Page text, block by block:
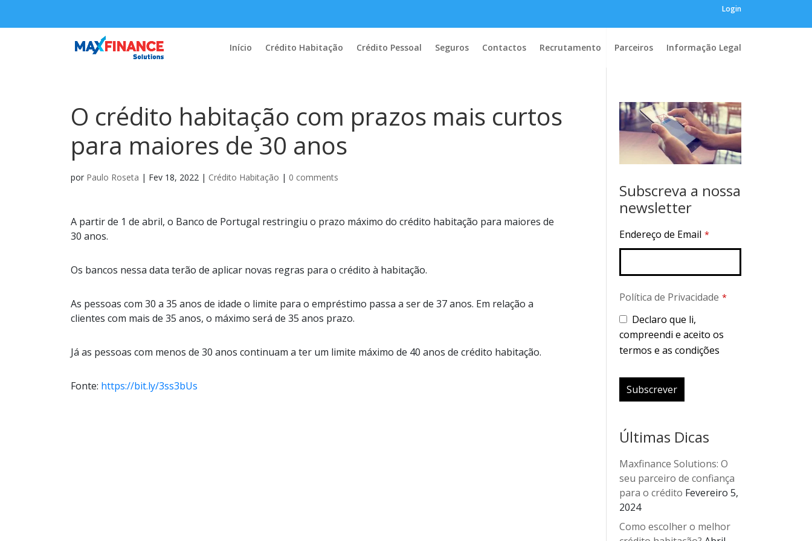
Login
Início Crédito Habitação Crédito Pessoal Seguros Contactos Recrutamento Parceiros Informação Legal
O crédito habitação com prazos mais curtos
para maiores de 30 anos
por Paulo Roseta | Fev 18, 2022 | Crédito Habitação | 0 comments
A partir de 1 de abril, o Banco de Portugal restringiu o prazo máximo do crédito habitação para maiores de
30 anos.
Os bancos nessa data terão de aplicar novas regras para o crédito à habitação.
As pessoas com 30 a 35 anos de idade o limite para o empréstimo passa a ser de 37 anos. Em relação a
clientes com mais de 35 anos, o máximo será de 35 anos prazo.
Já as pessoas com menos de 30 anos continuam a ter um limite máximo de 40 anos de crédito habitação.
Fonte: https://bit.ly/3ss3bUs
Subscreva a nossa
newsletter
Endereço de Email *
Política de Privacidade *
Declaro que li,
compreendi e aceito os
termos e as condições
Subscrever
field
should
be left
blank
Últimas Dicas
Maxfinance Solutions: O
seu parceiro de confiança
para o crédito Fevereiro 5,
2024
Como escolher o melhor